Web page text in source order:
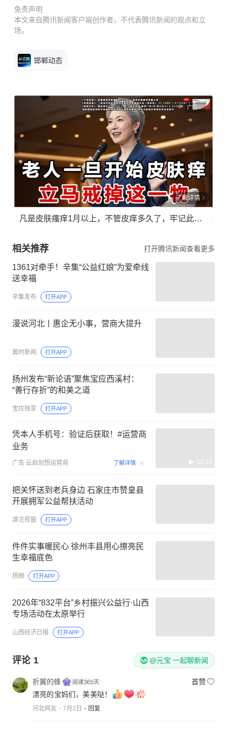
免责声明
本文来自腾讯新闻客户端创作者，不代表腾讯新闻的观点和立
场。
邯郸动态
广告
了解详情
凡是皮肤瘙痒1月以上，不管皮痒多久了，牢记此法，快！准！狠！
相关推荐 打开腾讯新闻查看更多
1361对牵手！辛集“公益红娘”为爱牵线
送幸福
辛集发布 打开APP
漫说河北丨惠企无小事，营商大提升
冀时新闻 打开APP
扬州发布“新论语”聚焦宝应西溪村：
“善行存折”的和美之道
宝应独家 打开APP
凭本人手机号：验证后获取！#运营商
业务
广告 云启创想运营商 了解详情 00:15
把关怀送到老兵身边 石家庄市赞皇县
开展拥军公益帮扶活动
滹沱视窗 打开APP
件件实事暖民心 徐州丰县用心擦亮民
生幸福底色
扬眼 打开APP
2026年“832平台”乡村振兴公益行·山西
专场活动在太原举行
山西经济日报 打开APP
评论 1 @元宝 一起聊新闻
折翼的蜂
首赞
漂亮的宝妈们，美美哒！
河北网友 7月2日 回复